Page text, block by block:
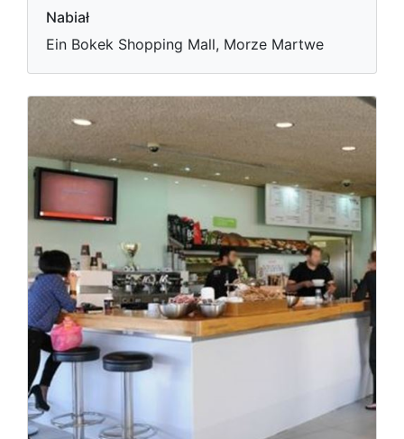
Nabiał
Ein Bokek Shopping Mall, Morze Martwe